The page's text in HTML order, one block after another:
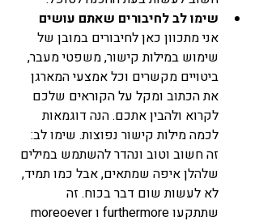
שימו לב לחיבורים שאתם עושים
אני מתכוון כאן לחיבורים במובן של
שימוש במילות קישור, משפטי מעבר,
ביטויים מקשרים וכל אמצעי המארגן
את הכתוב ומקל על הקוראים שלכם
לקרוא ולהבין אתכם. הנה דוגמאות
לכמה מילות קישור נפוצות. שימו לב:
זה חשוב וטוב ונהדר להשתמש במילים
שלהלן איפה שמתאים, אבל כמו תמיד,
לא לעשות שום דבר בכוח. זה